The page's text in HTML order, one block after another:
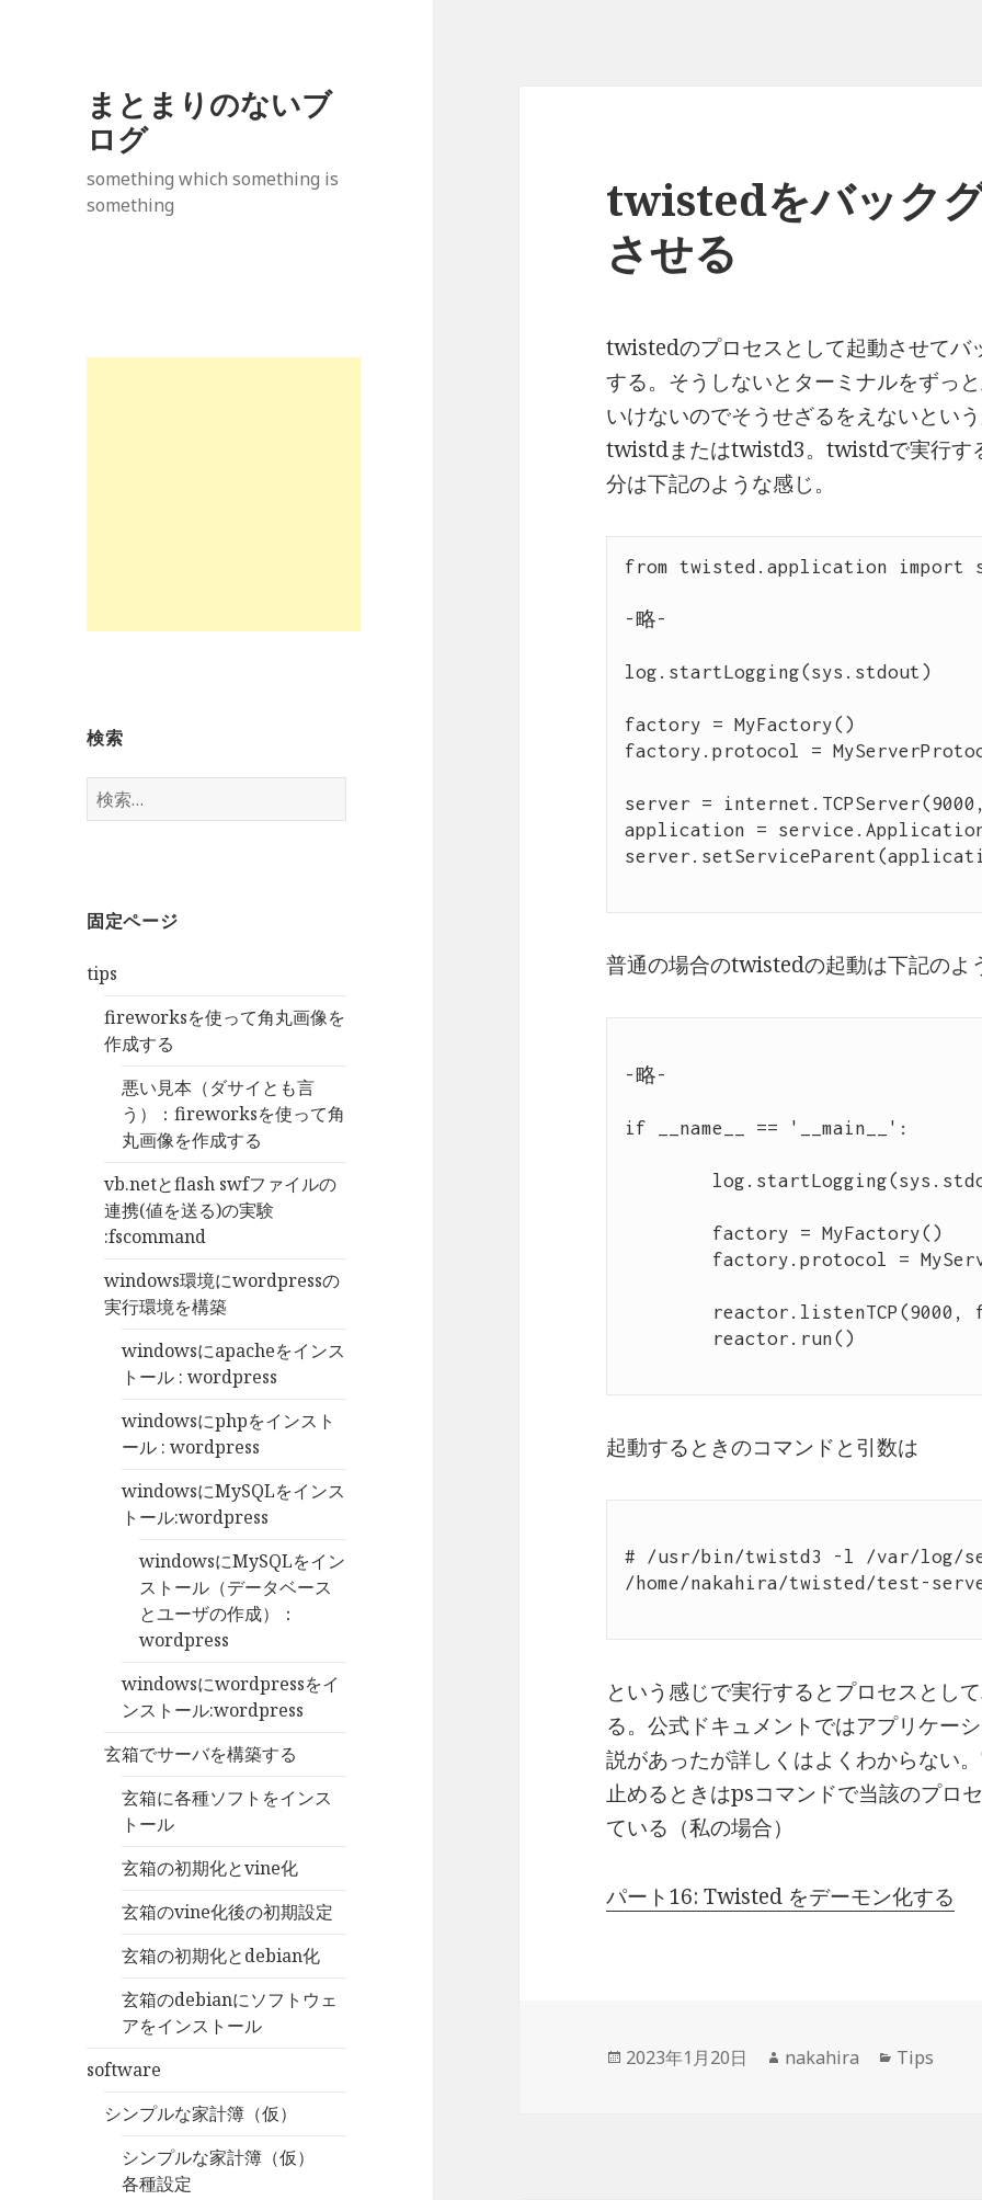
まとまりのないブ
ログ
something which something is
something
検索
検
索
固定ページ
tips
fireworksを使って角丸画像を
作成する
悪い見本（ダサイとも言
う）：fireworksを使って角
丸画像を作成する
vb.netとflash swfファイルの
連携(値を送る)の実験
:fscommand
windows環境にwordpressの
実行環境を構築
windowsにapacheをインス
トール : wordpress
windowsにphpをインスト
ール : wordpress
windowsにMySQLをインス
トール:wordpress
windowsにMySQLをイン
ストール（データベース
とユーザの作成）：
wordpress
windowsにwordpressをイ
ンストール:wordpress
玄箱でサーバを構築する
玄箱に各種ソフトをインス
トール
玄箱の初期化とvine化
玄箱のvine化後の初期設定
玄箱の初期化とdebian化
玄箱のdebianにソフトウェ
アをインストール
software
シンプルな家計簿（仮）
シンプルな家計簿（仮）
各種設定
twistedをバック
させる
twistedのプロセスとして起動させてバ
する。そうしないとターミナルをずっ
いけないのでそうせざるをえないとい
twistdまたはtwistd3。twistdで実行す
分は下記のような感じ。
from twisted.application import
-略-
log.startLogging(sys.stdout)
factory = MyFactory()
factory.protocol =
server =
application =
普通の場合のtwistedの起動は下記のよ
-略-
if __name__ == '__main__':
起動するときのコマンドと引数は
# /usr/bin/twistd3 -l /var/log/
/home/nakahira/twisted/test-
という感じで実行するとプロセスとし
る。公式ドキュメントではアプリケー
説があったが詳しくはよくわからない
止めるときはpsコマンドで当該のプロ
ている（私の場合）
パート16: Twisted をデーモン化する
投
2023年1月20日
作
nakahira
カ
Tips